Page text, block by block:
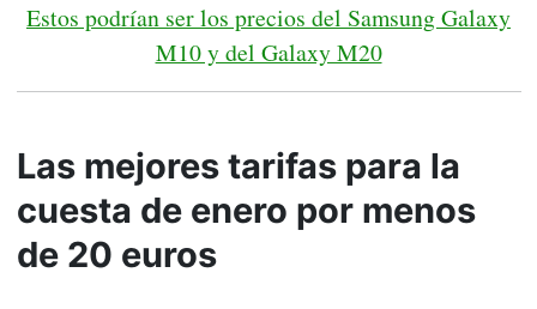
Estos podrían ser los precios del Samsung Galaxy
M10 y del Galaxy M20
Las mejores tarifas para la
cuesta de enero por menos
de 20 euros